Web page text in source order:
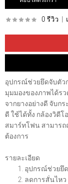
0 รีวิว
อุปกรณ์ช่วยยึดจับตัว
มุมมองของภาพได้ร
จากยางอย่างดี จับก
ดี ใช้ได้ทั้ง กล้องวิดีโ
สมาร์ทโฟน สามาร
ต้องการ
รายละเอียด
อุปกรณ์ช่วยยึ
ลดการสั่นไหว